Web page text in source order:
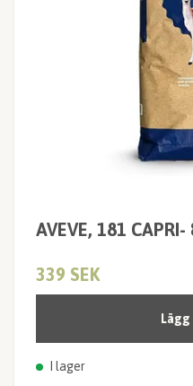
AVEVE, 181
339 SEK
I lager